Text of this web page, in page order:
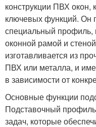
конструкции ПВХ окон,
ключевых функций. Он
специальный профиль,
оконной рамой и
изготавливается из
ПВХ или металла, и
в зависимости от
Основные функции
Подставочный
задач, которые